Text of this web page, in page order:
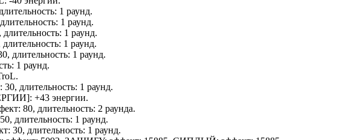
1 раунд.
1 раунд.
1 раунд.
1 раунд.
длительность: 1 раунд.
1 раунд.
.
30, длительность: 1 раунд.
]: +43 энергии.
80, длительность: 2 раунда.
длительность: 1 раунд.
30, длительность: 1 раунд.